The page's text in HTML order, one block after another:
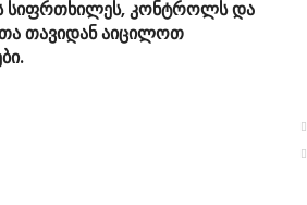
სიფრთხილეს, კონტროლს და
თავიდან აიცილოთ